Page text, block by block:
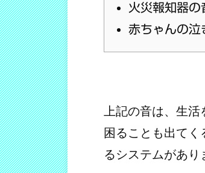
火災報知器の
赤ちゃんの泣
上記の音は、生活
困ることも出て
るシステムがあり